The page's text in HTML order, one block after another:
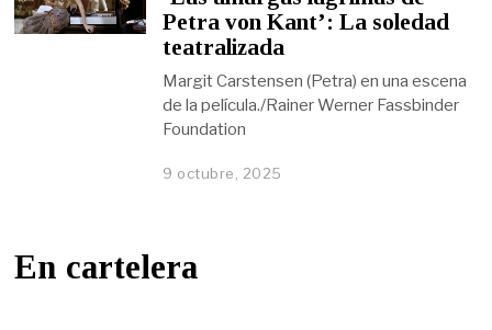
Petra von Kant’: La soledad
teatralizada
Margit Carstensen (Petra) en una escena
de la película./Rainer Werner Fassbinder
Foundation
9 octubre, 2025
En cartelera